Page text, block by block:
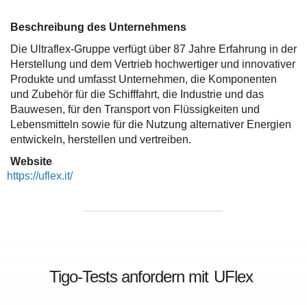
Beschreibung des Unternehmens
Die Ultraflex-Gruppe verfügt über 87 Jahre Erfahrung in der
Herstellung und dem Vertrieb hochwertiger und innovativer
Produkte und umfasst Unternehmen, die Komponenten
und Zubehör für die Schifffahrt, die Industrie und das
Bauwesen, für den Transport von Flüssigkeiten und
Lebensmitteln sowie für die Nutzung alternativer Energien
entwickeln, herstellen und vertreiben.
Website
https://uflex.it/
Tigo-Tests anfordern mit UFlex